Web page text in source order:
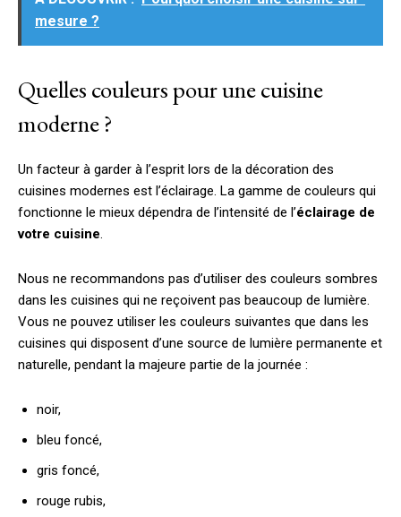
mesure ?
Quelles couleurs pour une cuisine
moderne ?
Un facteur à garder à l’esprit lors de la décoration des
cuisines modernes est l’éclairage. La gamme de couleurs qui
fonctionne le mieux dépendra de l’intensité de l’éclairage de
votre cuisine
Nous ne recommandons pas d’utiliser des couleurs sombres
dans les cuisines qui ne reçoivent pas beaucoup de lumière.
Vous ne pouvez utiliser les couleurs suivantes que dans les
cuisines qui disposent d’une source de lumière permanente et
naturelle, pendant la majeure partie de la journée :
noir,
bleu foncé,
gris foncé,
rouge rubis,